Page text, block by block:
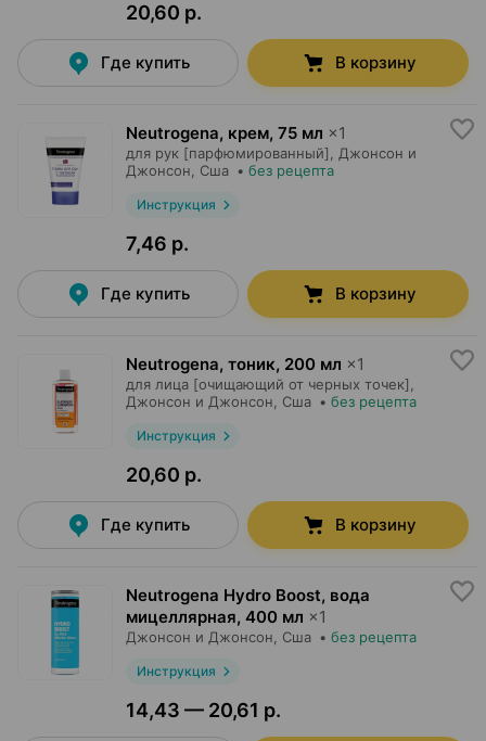
20,60 р.
Где купить В корзину
Neutrogena, крем, 75 мл ×1
для рук [парфюмированный],
Джонсон и
Джонсон , Сша • без рецепта
Инструкция
7,46 р.
Где купить В корзину
Neutrogena, тоник, 200 мл ×1
для лица [очищающий от черных точек],
Джонсон и Джонсон , Сша • без рецепта
Инструкция
20,60 р.
Где купить В корзину
Neutrogena Hydro Boost, вода
мицеллярная, 400 мл ×1
Джонсон и Джонсон , Сша • без рецепта
Инструкция
14,43 — 20,61 р.